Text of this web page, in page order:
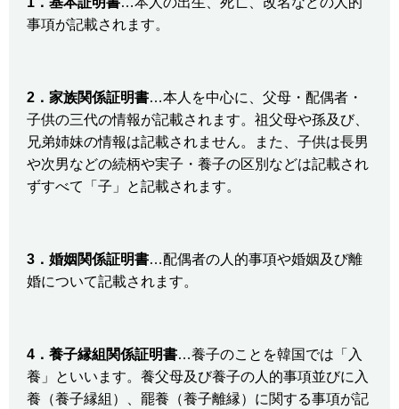
事項が記載されます。
2 ．家族関係証明書…本人を中心に、父母・配偶者・
子供の三代の情報が記載されます。祖父母や孫及び、
兄弟姉妹の情報は記載されません。また、子供は長男
や次男などの続柄や実子・養子の区別などは記載され
ずすべて「子」と記載されます。
3 ．婚姻関係証明書…配偶者の人的事項や婚姻及び離
婚について記載されます。
4 ．養子縁組関係証明書…養子のことを韓国では「入
養」といいます。養父母及び養子の人的事項並びに入
養（養子縁組）、罷養（養子離縁）に関する事項が記